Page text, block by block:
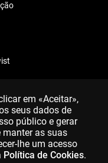
em «Aceitar»,
seus dados de
público e gerar
as suas
lhe um acesso
Política de Cookies.